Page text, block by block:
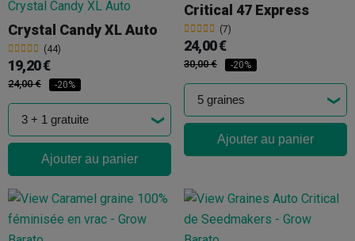
Crystal Candy XL Auto
(44)
19,20 €
24,00 € -20%
Ajouter au panier
Critical 47 Express
(7)
24,00 €
30,00 € -20%
Ajouter au panier